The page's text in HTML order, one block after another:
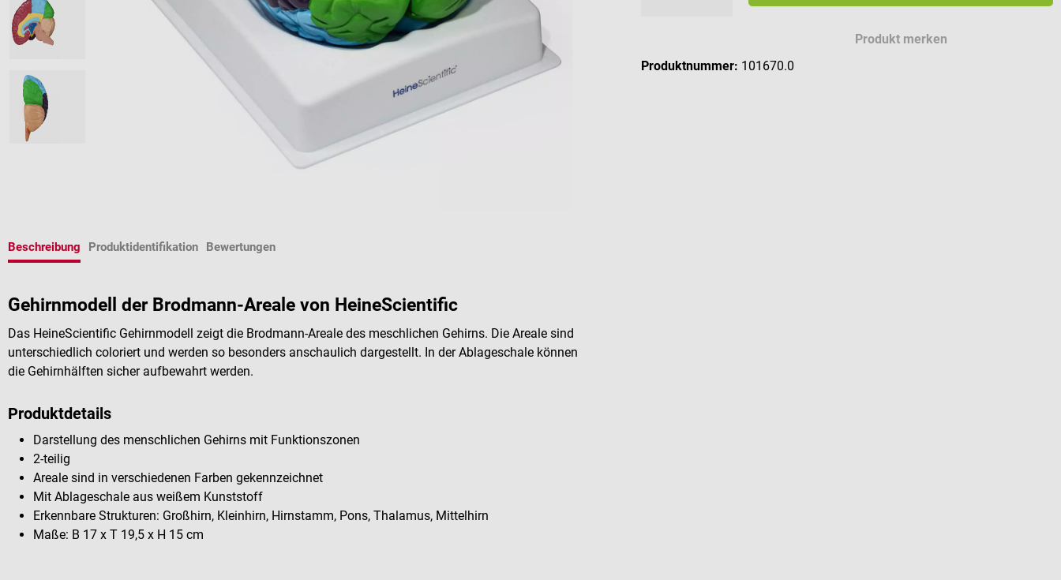
Produkt merken
Produktnummer: 101670.0
Beschreibung Produktidentifikation Bewertungen
Gehirnmodell der Brodmann-Areale von HeineScientific
Das HeineScientific Gehirnmodell zeigt die Brodmann-Areale des meschlichen Gehirns. Die Areale sind
unterschiedlich coloriert und werden so besonders anschaulich dargestellt. In der Ablageschale können
die Gehirnhälften sicher aufbewahrt werden.
Produktdetails
Darstellung des menschlichen Gehirns mit Funktionszonen
2-teilig
Areale sind in verschiedenen Farben gekennzeichnet
Mit Ablageschale aus weißem Kunststoff
Erkennbare Strukturen: Großhirn, Kleinhirn, Hirnstamm, Pons, Thalamus, Mittelhirn
Maße: B 17 x T 19,5 x H 15 cm